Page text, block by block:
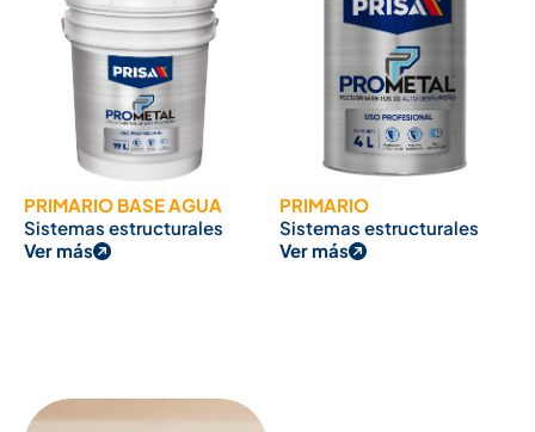
PRIMARIO BASE AGUA
Sistemas estructurales
Ver más
PRIMARIO
Sistemas estructurales
Ver más